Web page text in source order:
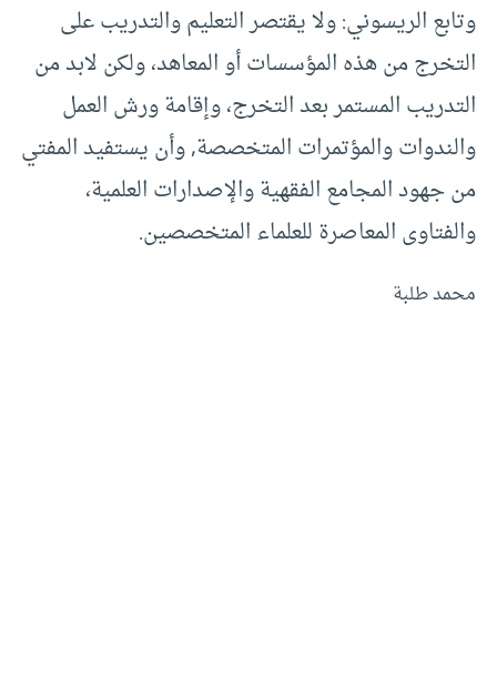
وتابع الريسوني: ولا يقتصر التعليم والتدريب على
التخرج من هذه المؤسسات أو المعاهد، ولكن لابد من
التدريب المستمر بعد التخرج، وإقامة ورش العمل
والندوات والمؤتمرات المتخصصة, وأن يستفيد المفتي
من جهود المجامع الفقهية والإصدارات العلمية،
والفتاوى المعاصرة للعلماء المتخصصين.
محمد طلبة